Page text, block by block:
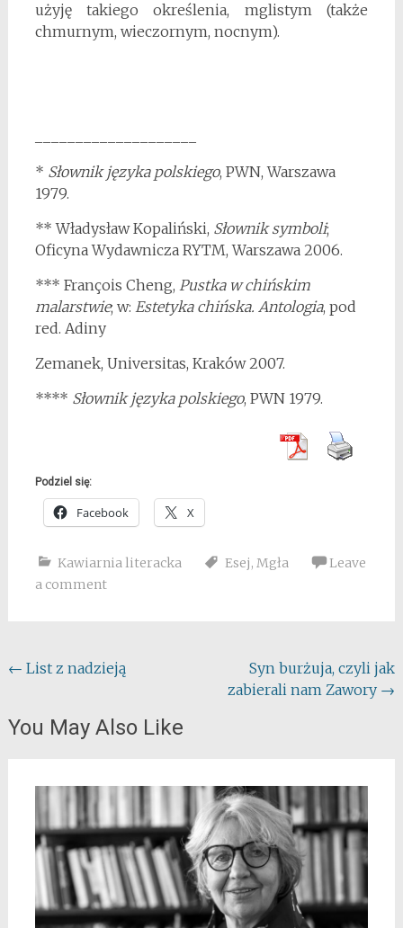
użyję takiego określenia, mglistym (także
chmurnym, wieczornym, nocnym).
* Słownik języka polskiego, PWN, Warszawa
1979.
** Władysław Kopaliński, Słownik symboli;
Oficyna Wydawnicza RYTM, Warszawa 2006.
*** François Cheng, Pustka w chińskim
malarstwie; w: Estetyka chińska. Antologia, pod
red. Adiny
Zemanek, Universitas, Kraków 2007.
**** Słownik języka polskiego, PWN 1979.
Podziel się:
Facebook X
Kawiarnia literacka Esej, Mgła
Leave
a comment
Post
← List z nadzieją
Syn burżuja, czyli jak
zabierali nam Zawory →
You May Also Like